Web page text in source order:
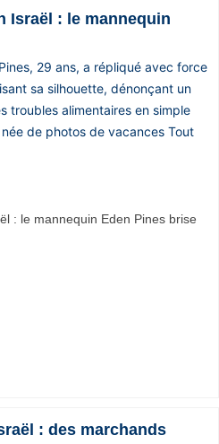
Israël : le mannequin
29 ans, a répliqué avec force
sa silhouette, dénonçant un
troubles alimentaires en simple
de photos de vacances Tout
: des marchands